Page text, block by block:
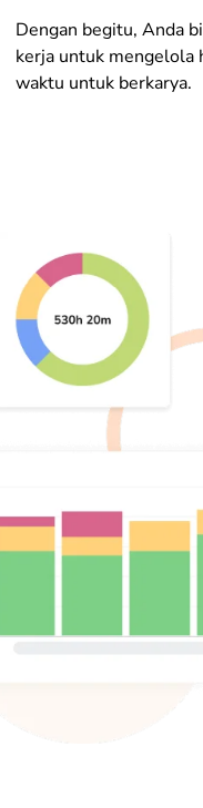
Dengan begitu, Anda
kerja untuk mengelola
waktu untuk berkarya.